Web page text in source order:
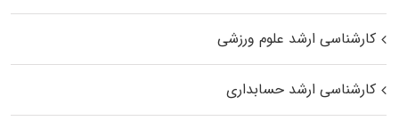
کارشناسی ارشد علوم ورزشی
کارشناسی ارشد حسابداری